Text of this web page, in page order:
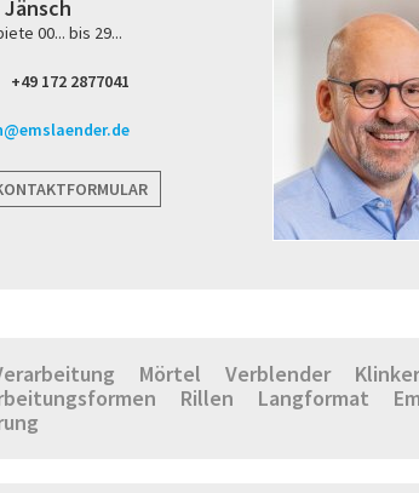
Jänsch
00... bis 29...
+49 172 2877041
Mörtel Verblender
Rillen Langformat